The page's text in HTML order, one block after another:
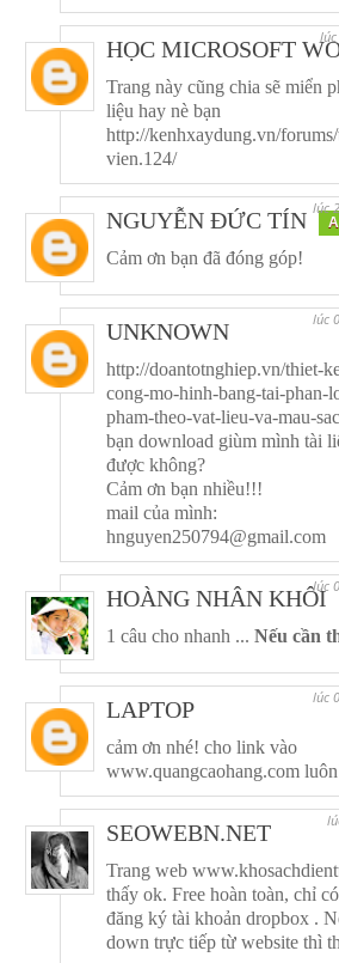
HỌC MICROSOFT
Trang này cũng chia sẽ miển
liệu hay nè bạn
http://kenhxaydung.vn/
vien.124/
NGUYỄN ĐỨC TÍN lúc
Cảm ơn bạn đã đóng góp!
UNKNOWN lúc
http://doantotnghiep.vn/thiet-
cong-mo-hinh-bang-tai-phan-
pham-theo-vat-lieu-va-mau-
bạn download giùm mình tài
được không?
Cảm ơn bạn nhiều!!!
mail của mình:
hnguyen250794@gmail.com
HOÀNG NHÂN KHÔI
lúc
1 câu cho nhanh ... Nếu cần
LAPTOP lúc
cảm ơn nhé! cho link vào
www.quangcaohang.com
SEOWEBN.NET
Trang web
thấy ok. Free hoàn toàn, chỉ
đăng ký tài khoản dropbox .
down trực tiếp từ website thì